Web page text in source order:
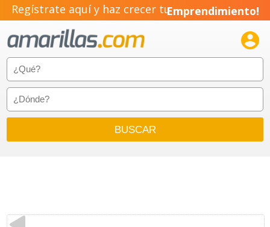
Regístrate aquí y haz crecer tuEmprendimiento!
